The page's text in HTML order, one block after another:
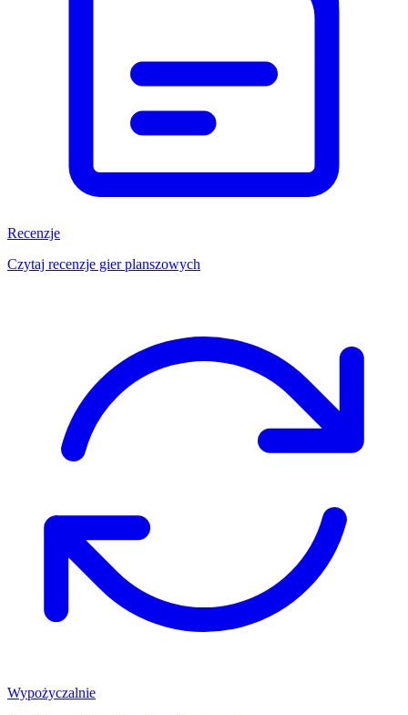
Recenzje
Czytaj recenzje gier planszowych
Wypożyczalnie